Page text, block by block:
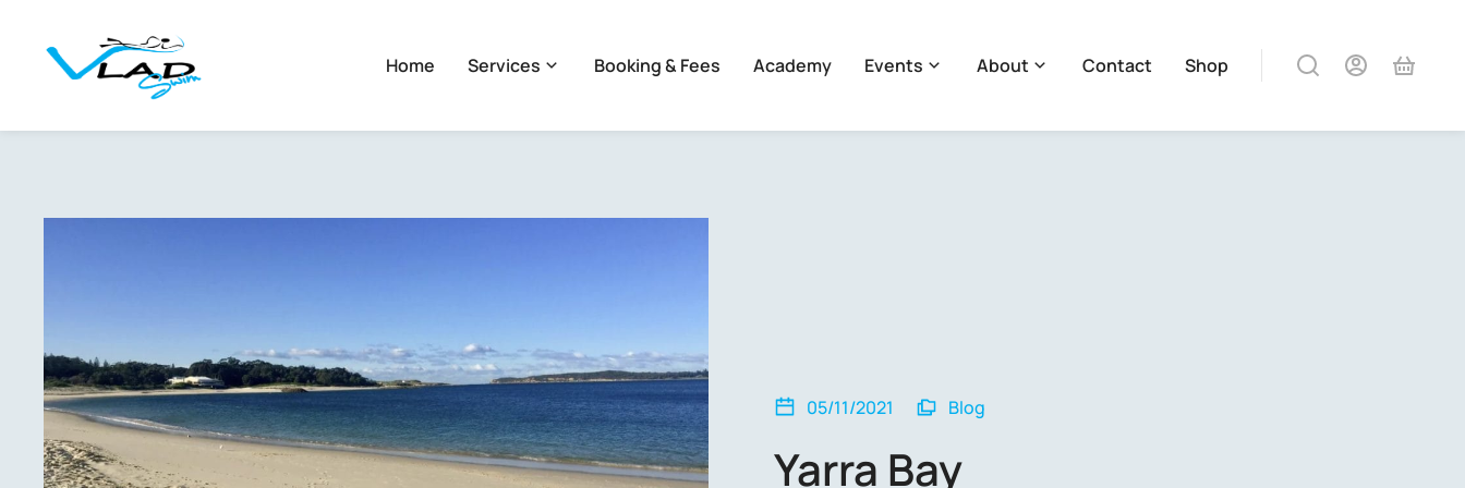
Home Services Booking & Fees Academy Events About Contact Shop
05/11/2021 Blog
Yarra Bay